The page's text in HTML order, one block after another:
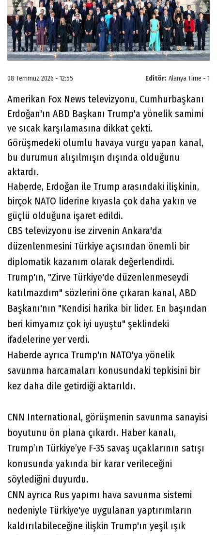
Editör: Alanya Time - 1
08 Temmuz 2026 - 12:55
Amerikan Fox News televizyonu, Cumhurbaşkanı
Erdoğan'ın ABD Başkanı Trump'a yönelik samimi
ve sıcak karşılamasına dikkat çekti.
Görüşmedeki olumlu havaya vurgu yapan kanal,
bu durumun alışılmışın dışında olduğunu
aktardı.
Haberde, Erdoğan ile Trump arasındaki ilişkinin,
birçok NATO liderine kıyasla çok daha yakın ve
güçlü olduğuna işaret edildi.
CBS televizyonu ise zirvenin Ankara'da
düzenlenmesini Türkiye açısından önemli bir
diplomatik kazanım olarak değerlendirdi.
Trump'ın, "Zirve Türkiye'de düzenlenmeseydi
katılmazdım" sözlerini öne çıkaran kanal, ABD
Başkanı'nın "Kendisi harika bir lider. En başından
beri kimyamız çok iyi uyuştu" şeklindeki
ifadelerine yer verdi.
Haberde ayrıca Trump'ın NATO'ya yönelik
savunma harcamaları konusundaki tepkisini bir
kez daha dile getirdiği aktarıldı.
CNN International, görüşmenin savunma sanayisi
boyutunu ön plana çıkardı. Haber kanalı,
Trump’ın Türkiye’ye F-35 savaş uçaklarının satışı
konusunda yakında bir karar verileceğini
söylediğini duyurdu.
CNN ayrıca Rus yapımı hava savunma sistemi
nedeniyle Türkiye'ye uygulanan yaptırımların
kaldırılabileceğine ilişkin Trump'ın yeşil ışık